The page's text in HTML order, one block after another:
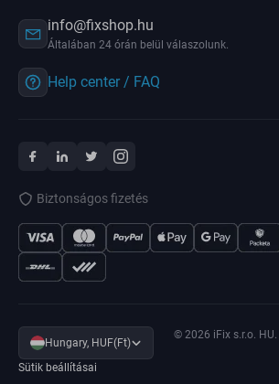
info@fixshop.hu
Általában 24 órán belül válaszolunk.
Help center / FAQ
Biztonságos fizetés
Hungary, HUF(Ft)
Sütik beállításai
© 2026 iFix s.r.o.